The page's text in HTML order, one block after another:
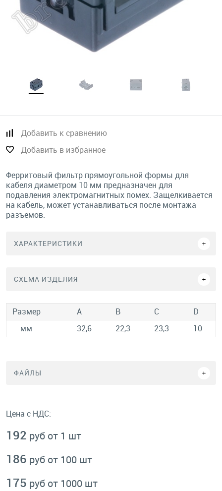
Добавить к сравнению
Добавить в избранное
Ферритовый фильтр прямоугольной формы для
кабеля диаметром 10 мм предназначен для
подавления электромагнитных помех. Защелкивается
на кабель, может устанавливаться после монтажа
разъемов.
ХАРАКТЕРИСТИКИ
СХЕМА ИЗДЕЛИЯ
Размер А B C
D
мм
32,6 22,3 23,3 10
ФАЙЛЫ
Цена с НДС:
192 руб от 1 шт
186 руб от 100 шт
175 руб от 1000 шт